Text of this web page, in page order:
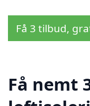
Få 3 tilbud,
Få nemt